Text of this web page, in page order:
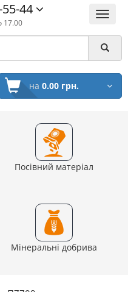
Меню
44
17.00
на 0.00 грн.
Посівний матеріал
Мінеральні добрива